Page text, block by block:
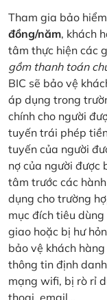
Tham gia bảo
đồng/năm, khách
tâm thực hiện các
gồm thanh toán
BIC sẽ bảo vệ
áp dụng trong
chính cho người
tuyến trái phép
tuyến của người
nợ của người được
tâm trước các
dụng cho trường
mục đích tiêu
giao hoặc bị hư
bảo vệ khách
thông tin định
mạng wifi, bị rò rỉ
thoại, email…